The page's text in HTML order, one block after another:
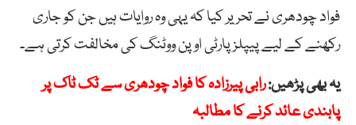
فواد چودھری نے تحریر کیا کہ یہی وہ روایات ہیں جن کو جاری
رکھنے کے لیے پیپلز پارٹی اوپن ووٹنگ کی مخالفت کرتی ہے۔
یہ بھی پڑھیں:رابی پیرزادہ کا فواد چودھری سے ٹک ٹاک پر
پابندی عائد کرنے کا مطالبہ